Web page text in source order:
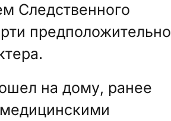
Следственного
предположительно
на дому, ранее